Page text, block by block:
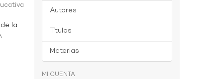
la
Autores
Títulos
Materias
MI CUENTA